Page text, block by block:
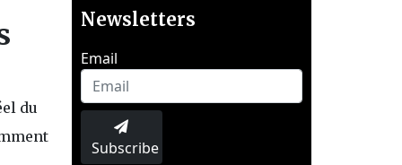
du
Newsletters
Email
Subscribe